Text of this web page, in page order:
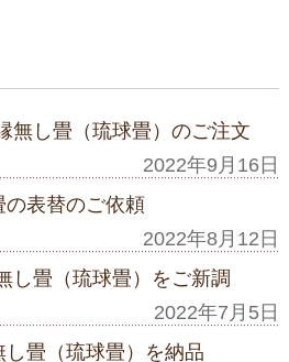
無し畳（琉球畳）のご注文
2022年9月16日
の表替のご依頼
2022年8月12日
し畳（琉球畳）をご新調
2022年7月5日
畳（琉球畳）を納品